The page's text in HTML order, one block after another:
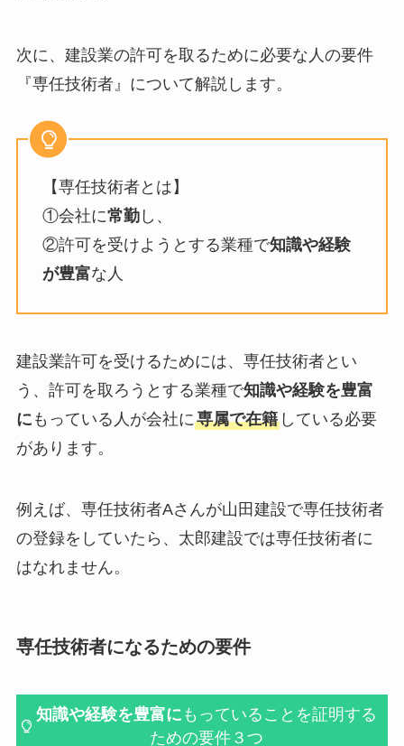
次に、建設業の許可を取るために必要な人の要件
『専任技術者』について解説します。
【専任技術者とは】
①会社に常勤し、
②許可を受けようとする業種で知識や経験
が豊富な人
建設業許可を受けるためには、専任技術者とい
う、許可を取ろうとする業種で知識や経験を豊富
に もっている人が会社に専属で在籍している必要
があります。
例えば、専任技術者Aさんが山田建設で専任技術者
の登録をしていたら、太郎建設では専任技術者に
はなれません。
専任技術者になるための要件
知識や経験を豊富に もっていることを証明する
ための要件３つ